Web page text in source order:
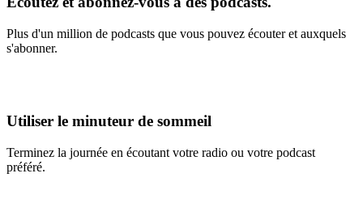
Plus d'un million de podcasts que vous pouvez écouter et auxquels
s'abonner.
Utiliser le minuteur de sommeil
Terminez la journée en écoutant votre radio ou votre podcast
préféré.